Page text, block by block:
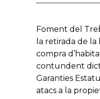
Foment del
la retirada de
compra
contundent
Garanties
atacs a la